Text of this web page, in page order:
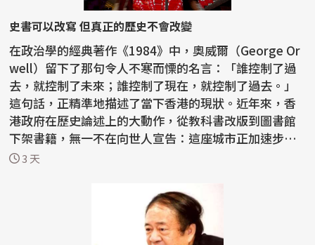
史書可以改寫 但真正的歷史不會改變
在政治學的經典著作《1984》中，奧威爾（George Or
well）留下了那句令人不寒而慄的名言：「誰控制了過
去，就控制了未來；誰控制了現在，就控制了過去。」
這句話，正精準地描述了當下香港的現狀。近年來，香
港政府在歷史論述上的大動作，從教科書改版到圖書館
下架書籍，無一不在向世人宣告：這座城市正加速步入
一種由...
3 天